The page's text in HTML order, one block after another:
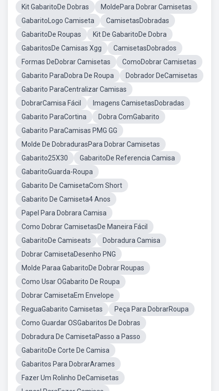
Kit GabaritoDe Dobras
MoldePara Dobrar Camisetas
GabaritoLogo Camiseta
CamisetasDobradas
GabaritoDe Roupas
Kit De GabaritoDe Dobra
GabaritosDe Camisas Xgg
CamisetasDobrados
Formas DeDobrar Camisetas
ComoDobrar Camisetas
Gabarito ParaDobra De Roupa
Dobrador DeCamisetas
Gabarito ParaCentralizar Camisas
DobrarCamisa Fácil
Imagens CamisetasDobradas
Gabarito ParaCortina
Dobra ComGabarito
Gabarito ParaCamisas PMG GG
Molde De DobradurasPara Dobrar Camisetas
Gabarito25X30
GabaritoDe Referencia Camisa
GabaritoGuarda-Roupa
Gabarito De CamisetaCom Short
Gabarito De Camiseta4 Anos
Papel Para Dobrara Camisa
Como Dobrar CamisetasDe Maneira Fácil
GabaritoDe Camiseats
Dobradura Camisa
Dobrar CamisetaDesenho PNG
Molde Paraa GabaritoDe Dobrar Roupas
Como Usar OGabarito De Roupa
Dobrar CamisetaEm Envelope
ReguaGabarito Camisetas
Peça Para DobrarRoupa
Como Guardar OSGabaritos De Dobras
Dobradura De CamisetaPasso a Passo
GabaritoDe Corte De Camisa
Gabaritos Para DobrarArames
Fazer Um Rolinho DeCamisetas